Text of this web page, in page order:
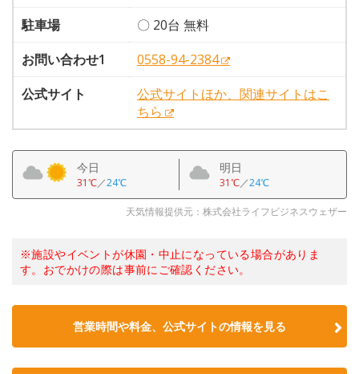
駐車場
〇 20台 無料
お問い合わせ1
0558-94-2384
公式サイト
公式サイトほか、関連サイトはこ
ちら
今日
31℃／24℃
明日
31℃／24℃
天気情報提供元：株式会社ライフビジネスウェザー
※施設やイベントが休園・中止になっている場合がありま
す。おでかけの際は事前にご確認ください。
営業時間や料金、公式サイトの情報を見る